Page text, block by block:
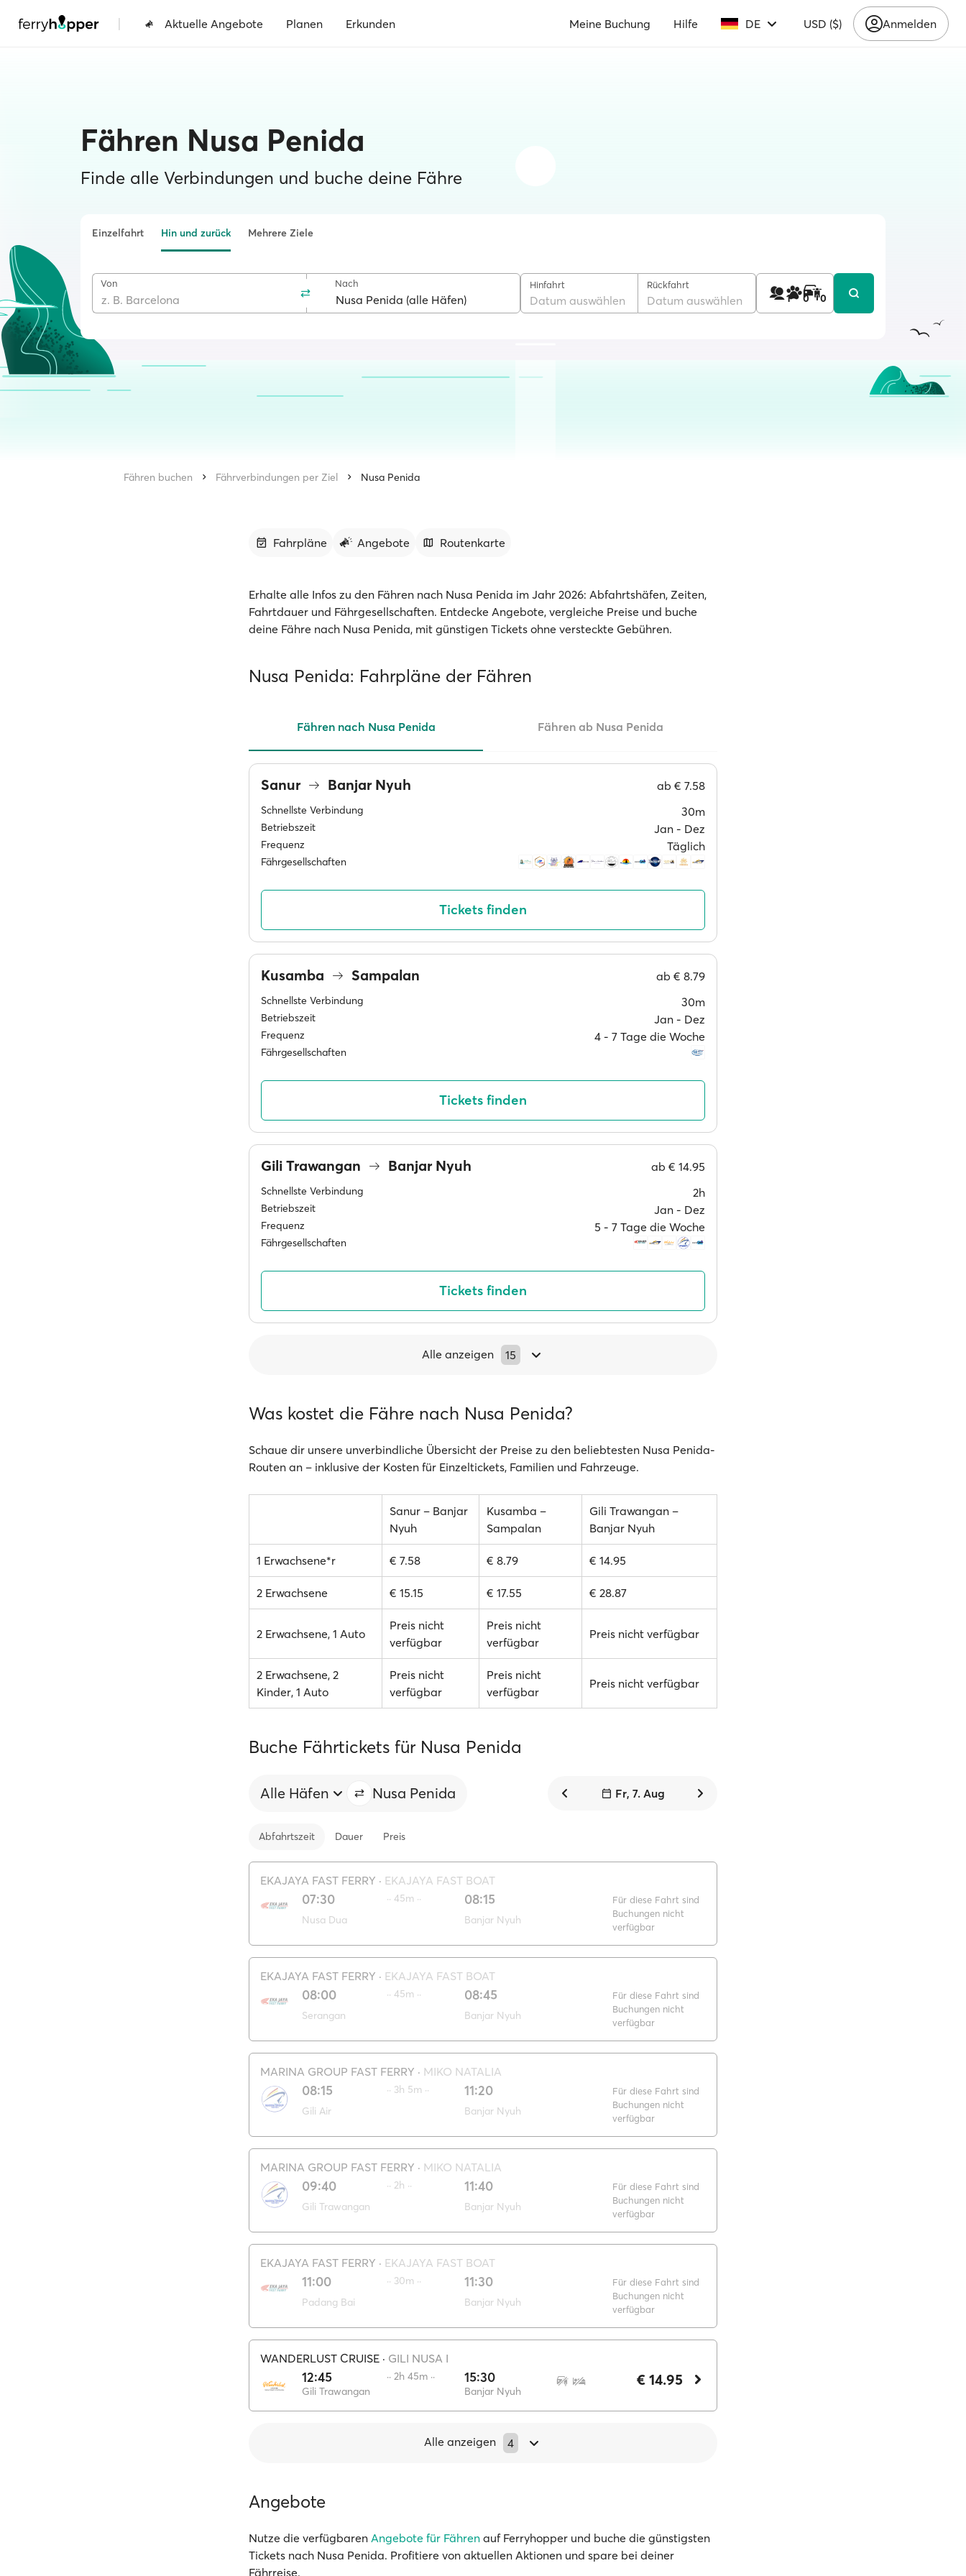
| Aktuelle Angebote Planen Erkunden Meine Buchung Hilfe DE USD ($) Anmelden
Fähren Nusa Penida
Finde alle Verbindungen und buche deine Fähre
Einzelfahrt Hin und zurück Mehrere Ziele
Von Nach Hinfahrt
Datum auswählen
Rückfahrt
Datum auswählen 1 0 0
Fähren buchen Fährverbindungen per Ziel Nusa Penida
Fahrpläne Angebote Routenkarte
Erhalte alle Infos zu den Fähren nach Nusa Penida im Jahr 2026: Abfahrtshäfen, Zeiten,
Fahrtdauer und Fährgesellschaften. Entdecke Angebote, vergleiche Preise und buche
deine Fähre nach Nusa Penida, mit günstigen Tickets ohne versteckte Gebühren.
Nusa Penida: Fahrpläne der Fähren
Fähren nach Nusa Penida Fähren ab Nusa Penida
Sanur Banjar Nyuh ab € 7.58
Schnellste Verbindung 30m
Betriebszeit Jan ‐ Dez
Frequenz Täglich
Fährgesellschaften
Tickets finden
Kusamba Sampalan ab € 8.79
Schnellste Verbindung 30m
Betriebszeit Jan ‐ Dez
Frequenz 4 ‐ 7 Tage die Woche
Fährgesellschaften
Tickets finden
Gili Trawangan Banjar Nyuh ab € 14.95
Schnellste Verbindung 2h
Betriebszeit Jan ‐ Dez
Frequenz 5 ‐ 7 Tage die Woche
Fährgesellschaften
Tickets finden
Alle anzeigen 15
Was kostet die Fähre nach Nusa Penida?
Schaue dir unsere unverbindliche Übersicht der Preise zu den beliebtesten Nusa Penida-
Routen an – inklusive der Kosten für Einzeltickets, Familien und Fahrzeuge.
Sanur – Banjar
Nyuh
Kusamba –
Sampalan
Gili Trawangan –
Banjar Nyuh
1 Erwachsene*r € 7.58 € 8.79 € 14.95
2 Erwachsene € 15.15 € 17.55 € 28.87
2 Erwachsene, 1 Auto
Preis nicht
verfügbar
Preis nicht
verfügbar
Preis nicht verfügbar
2 Erwachsene, 2
Kinder, 1 Auto
Preis nicht
verfügbar
Preis nicht
verfügbar
Preis nicht verfügbar
Buche Fährtickets für Nusa Penida
Alle Häfen Nusa Penida Fr, 7. Aug
Abfahrtszeit Dauer Preis
EKAJAYA FAST FERRY · EKAJAYA FAST BOAT
07:30
Nusa Dua
·· 45m ·· 08:15
Banjar Nyuh
Für diese Fahrt sind
Buchungen nicht
verfügbar
EKAJAYA FAST FERRY · EKAJAYA FAST BOAT
08:00
Serangan
·· 45m ·· 08:45
Banjar Nyuh
Für diese Fahrt sind
Buchungen nicht
verfügbar
MARINA GROUP FAST FERRY · MIKO NATALIA
08:15
Gili Air
·· 3h 5m ·· 11:20
Banjar Nyuh
Für diese Fahrt sind
Buchungen nicht
verfügbar
MARINA GROUP FAST FERRY · MIKO NATALIA
09:40
Gili Trawangan
·· 2h ·· 11:40
Banjar Nyuh
Für diese Fahrt sind
Buchungen nicht
verfügbar
EKAJAYA FAST FERRY · EKAJAYA FAST BOAT
11:00
Padang Bai
·· 30m ·· 11:30
Banjar Nyuh
Für diese Fahrt sind
Buchungen nicht
verfügbar
WANDERLUST CRUISE · GILI NUSA I
12:45
Gili Trawangan
·· 2h 45m ·· 15:30
Banjar Nyuh
€ 14.95
Alle anzeigen 4
Angebote
Nutze die verfügbaren Angebote für Fähren auf Ferryhopper und buche die günstigsten
Tickets nach Nusa Penida. Profitiere von aktuellen Aktionen und spare bei deiner
Fährreise.